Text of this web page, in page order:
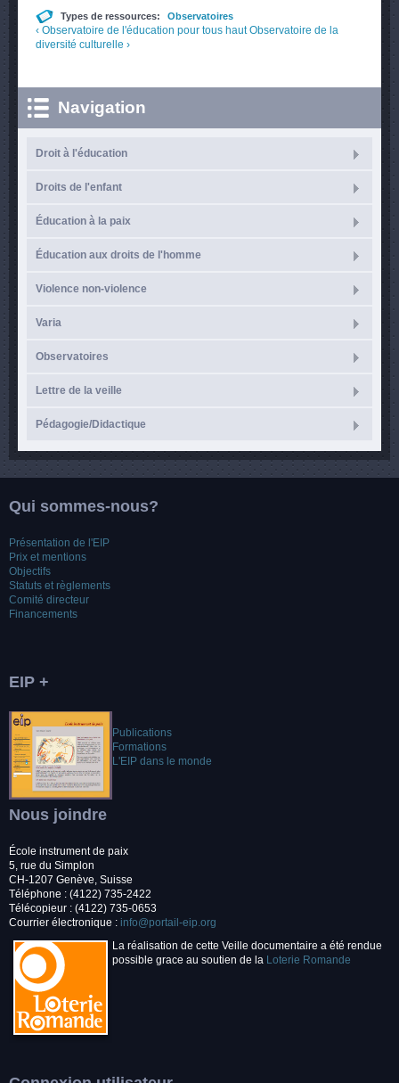
Types de ressources: Observatoires
‹ Observatoire de l'éducation pour tous haut Observatoire de la
diversité culturelle ›
Navigation
Droit à l'éducation
Droits de l'enfant
Éducation à la paix
Éducation aux droits de l'homme
Violence non-violence
Varia
Observatoires
Lettre de la veille
Pédagogie/Didactique
Qui sommes-nous?
Présentation de l'EIP
Prix et mentions
Objectifs
Statuts et règlements
Comité directeur
Financements
EIP +
Publications
Formations
L'EIP dans le monde
Nous joindre
École instrument de paix
5, rue du Simplon
CH-1207 Genève, Suisse
Téléphone : (4122) 735-2422
Télécopieur : (4122) 735-0653
Courrier électronique : info@portail-eip.org
La réalisation de cette Veille documentaire a été rendue
possible grace au soutien de la Loterie Romande